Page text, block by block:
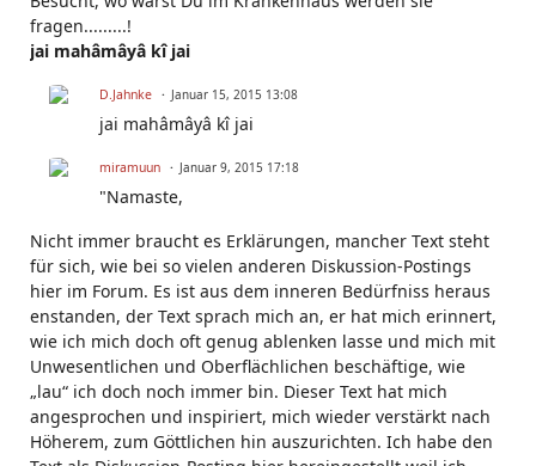
fragen.........!
jai mahâmâyâ kî jai
D.Jahnke Januar 15, 2015 13:08
jai mahâmâyâ kî jai
miramuun Januar 9, 2015 17:18
"Namaste,
Nicht immer braucht es Erklärungen, mancher Text steht
für sich, wie bei so vielen anderen Diskussion-Postings
hier im Forum. Es ist aus dem inneren Bedürfniss heraus
enstanden, der Text sprach mich an, er hat mich erinnert,
wie ich mich doch oft genug ablenken lasse und mich mit
Unwesentlichen und Oberflächlichen beschäftige, wie
„lau“ ich doch noch immer bin. Dieser Text hat mich
angesprochen und inspiriert, mich wieder verstärkt nach
Höherem, zum Göttlichen hin auszurichten. Ich habe den